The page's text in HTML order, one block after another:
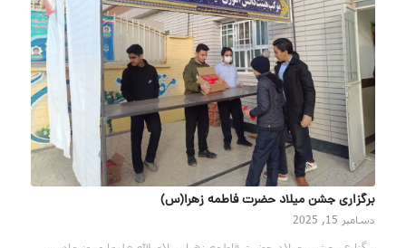
برگزاری جشن میلاد حضرت فاطمه زهرا(س)
دسامبر 15, 2025